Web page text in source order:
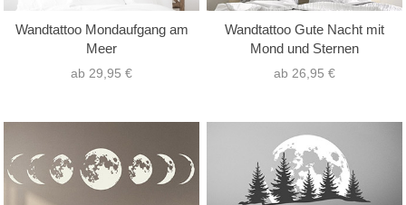
Wandtattoo Mondaufgang am
Meer
ab 29,95 €
Wandtattoo Gute Nacht mit
Mond und Sternen
ab 26,95 €